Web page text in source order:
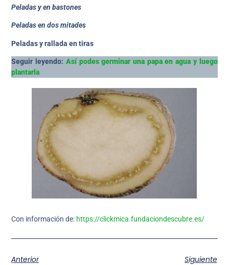
Peladas y en bastones
Peladas en dos mitades
Peladas y rallada en tiras
Seguir leyendo: Así podes germinar una papa en agua y luego
plantarla
Con información de: https://clickmica.fundaciondescubre.es/
Anterior Siguiente